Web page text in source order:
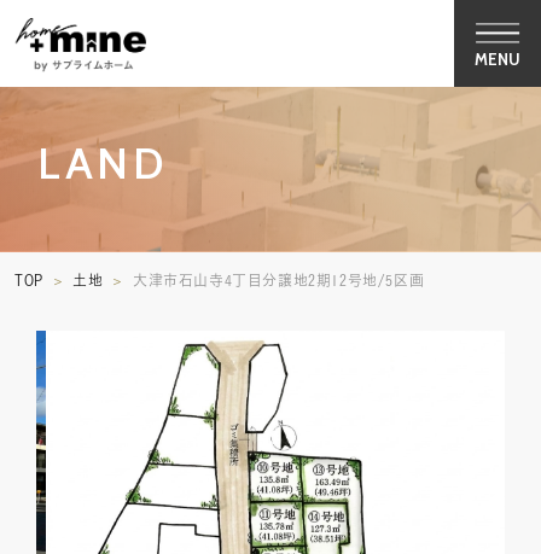
MENU
LAND
TOP 土地 大津市石山寺4丁目分譲地2期12号地/5区画